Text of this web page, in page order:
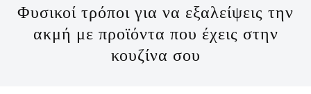
Φυσικοί τρόποι για να εξαλείψεις την
ακμή με προϊόντα που έχεις στην
κουζίνα σου